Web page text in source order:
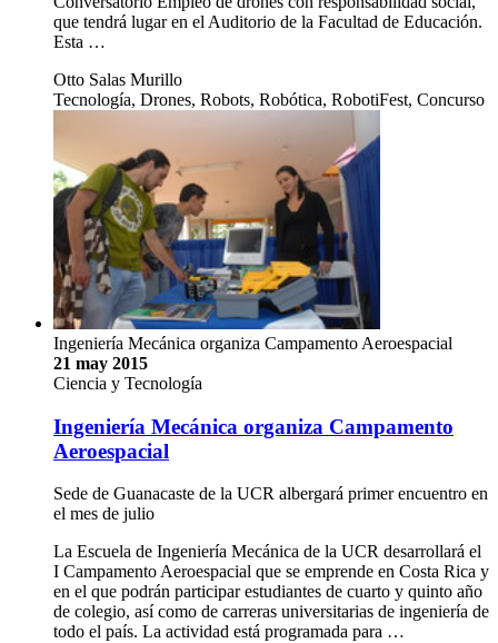
que tendrá lugar en el Auditorio de la Facultad de Educación.
Esta …
Otto Salas Murillo
Tecnología, Drones, Robots, Robótica, RobotiFest, Concurso
Ingeniería Mecánica organiza Campamento Aeroespacial
21 may 2015
Ciencia y Tecnología
Ingeniería Mecánica organiza Campamento
Aeroespacial
Sede de Guanacaste de la UCR albergará primer encuentro en
el mes de julio
La Escuela de Ingeniería Mecánica de la UCR desarrollará el
I Campamento Aeroespacial que se emprende en Costa Rica y
en el que podrán participar estudiantes de cuarto y quinto año
de colegio, así como de carreras universitarias de ingeniería de
todo el país. La actividad está programada para …